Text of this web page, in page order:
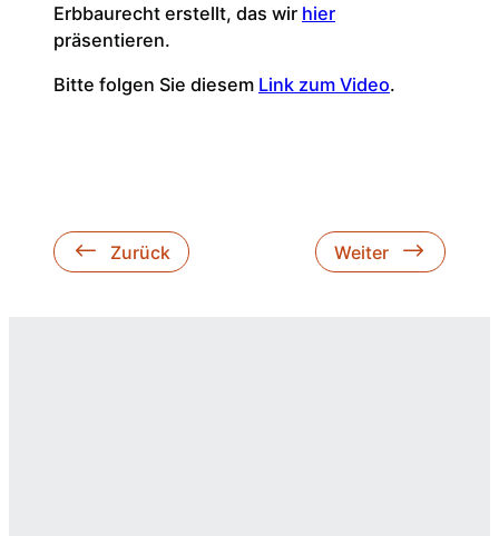
Erbbaurecht erstellt, das wir hier
präsentieren.
Bitte folgen Sie diesem Link zum Video.
Zurück Weiter